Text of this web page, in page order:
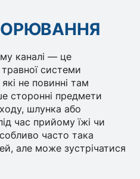
каналі — це
системи
не повинні там
сторонні предмети
шлунка або
час прийому їжі чи
часто така
але може зустрічатися